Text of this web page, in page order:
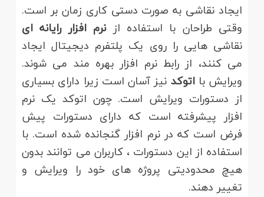
ایجاد نقاشی به صورت دستی کاری زمان بر است.
وقتی طراحان با استفاده ازنرم افزار رایانه ای
نقاشی هایی را روی یک پلتفرم دیجیتال ایجاد
می کنند، از رابط نرم افزار بهره مند می شوند.
ویرایش بااتوکد نیز آسان است زیرا دارای بسیاری
از دستورات ویرایش است. چون اتوکد یک نرم
افزار پیشرفته است که دارای دستورات پیش
فرض است که در نرم افزار گنجانده شده است. با
استفاده از این دستورات ، کاربران می توانند بدون
هیچ محدودیتی پروژه های خود را ویرایش و
تغییر دهند.